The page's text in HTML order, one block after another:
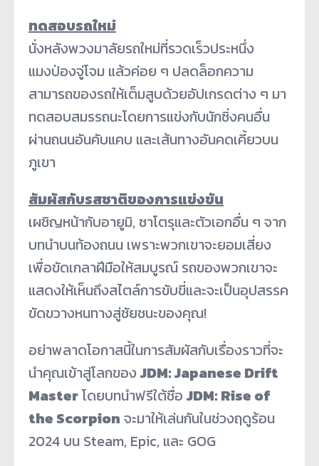
ทดสอบรถใหม่
นั่งหลังพวงมาลัยรถใหม่ที่รวดเร็วประหนึ่ง
แมงป่องจู่โจม แล้วค่อย ๆ ปลดล็อกความ
สามารถของรถให้เต็มสูบด้วยอัปเกรดต่าง ๆ มา
ทดสอบสมรรถนะโดยการแข่งกับนักซิ่งคนอื่น
ผ่านถนนอันคับแคบ และเส้นทางอันคดเคี้ยวบน
ภูเขา
สัมผัสกับรสชาติของการแข่งขัน
เผชิญหน้ากับอายูมิ, ซาโตรุและตัวเอกอื่น ๆ จาก
บทนำบนท้องถนน เพราะพวกเขาจะยอมเสี่ยง
เพื่อขัดเกลาฝีมือให้สมบูรณ์ รถของพวกเขาจะ
แสดงให้เห็นถึงสไตล์การขับขี่และจะเป็นอุปสรรค
ขัดขวางหนทางสู่ชัยชนะของคุณ!
อย่าพลาดโอกาสนี้ในการสัมผัสกับเรื่องราวที่จะ
นำคุณเข้าสู่โลกของ JDM: Japanese Drift
Masterโดยบทนำฟรีใต้ชื่อ JDM: Rise of
the Scorpion จะมาให้เล่นกันในช่วงฤดูร้อน
2024 บน Steam, Epic, และ GOG